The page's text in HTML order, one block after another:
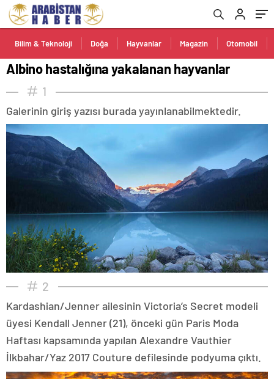
Bilim & Teknoloji Doğa Hayvanlar Magazin Otomobil
Albino hastalığına yakalanan hayvanlar
1
Galerinin giriş yazısı burada yayınlanabilmektedir.
2
Kardashian/Jenner ailesinin Victoria’s Secret modeli
üyesi Kendall Jenner (21), önceki gün Paris Moda
Haftası kapsamında yapılan Alexandre Vauthier
İlkbahar/Yaz 2017 Couture defilesinde podyuma çıktı.